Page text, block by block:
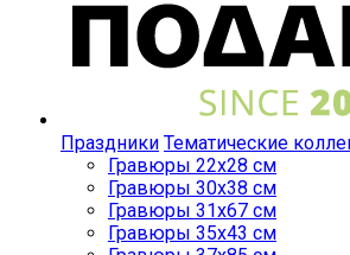
Праздники Тематические
Гравюры 22x28 см
Гравюры 30x38 см
Гравюры 31x67 см
Гравюры 35x43 см